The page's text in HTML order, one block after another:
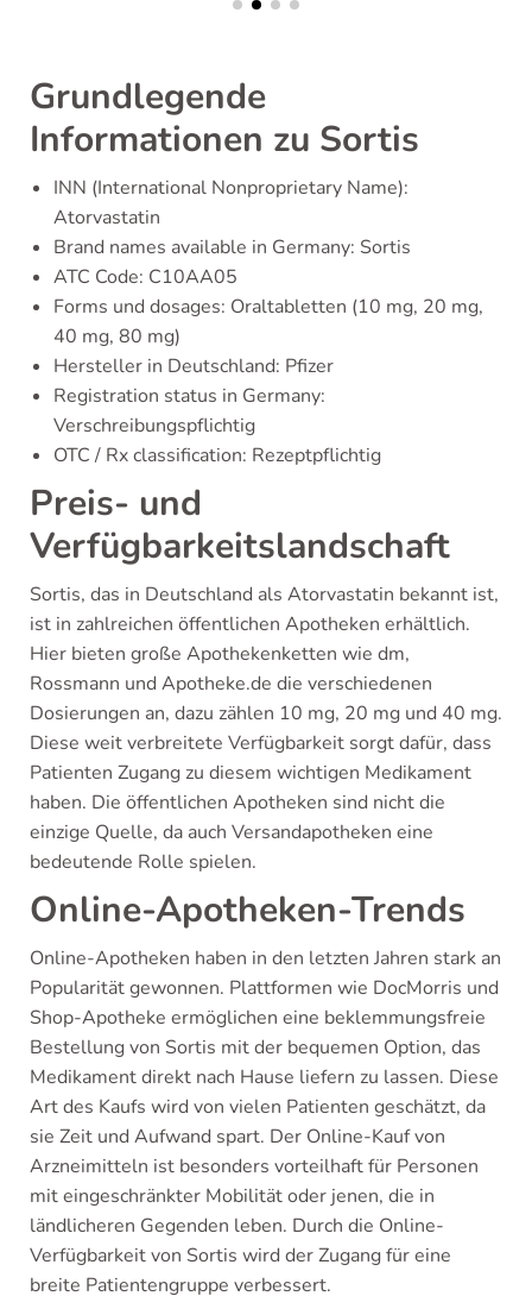
Grundlegende
Informationen zu Sortis
INN (International Nonproprietary Name):
Atorvastatin
Brand names available in Germany: Sortis
ATC Code: C10AA05
Forms und dosages: Oraltabletten (10 mg, 20 mg,
40 mg, 80 mg)
Hersteller in Deutschland: Pfizer
Registration status in Germany:
Verschreibungspflichtig
OTC / Rx classification: Rezeptpflichtig
Preis- und
Verfügbarkeitslandschaft
Sortis, das in Deutschland als Atorvastatin bekannt ist,
ist in zahlreichen öffentlichen Apotheken erhältlich.
Hier bieten große Apothekenketten wie dm,
Rossmann und Apotheke.de die verschiedenen
Dosierungen an, dazu zählen 10 mg, 20 mg und 40 mg.
Diese weit verbreitete Verfügbarkeit sorgt dafür, dass
Patienten Zugang zu diesem wichtigen Medikament
haben. Die öffentlichen Apotheken sind nicht die
einzige Quelle, da auch Versandapotheken eine
bedeutende Rolle spielen.
Online-Apotheken-Trends
Online-Apotheken haben in den letzten Jahren stark an
Popularität gewonnen. Plattformen wie DocMorris und
Shop-Apotheke ermöglichen eine beklemmungsfreie
Bestellung von Sortis mit der bequemen Option, das
Medikament direkt nach Hause liefern zu lassen. Diese
Art des Kaufs wird von vielen Patienten geschätzt, da
sie Zeit und Aufwand spart. Der Online-Kauf von
Arzneimitteln ist besonders vorteilhaft für Personen
mit eingeschränkter Mobilität oder jenen, die in
ländlicheren Gegenden leben. Durch die Online-
Verfügbarkeit von Sortis wird der Zugang für eine
breite Patientengruppe verbessert.